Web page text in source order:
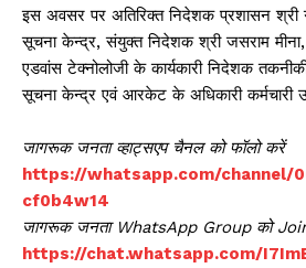
इस अवसर पर अतिरिक्त निदेशक प्रशासन श्री
सूचना केन्द्र, संयुक्त निदेशक श्री जसराम
एडवांस टेक्नोलोजी के कार्यकारी निदेशक
सूचना केन्द्र एवं आरकेट के अधिकारी कर्मचारी
जागरूक जनता व्हाट्सएप चैनल को फॉलो करें
https://whatsapp.com/channel/
cf0b4w14
जागरूक जनता WhatsApp Group को
https://chat.whatsapp.com/